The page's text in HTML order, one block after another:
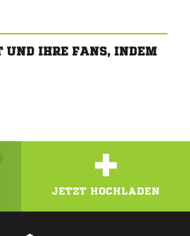
UND IHRE FANS, INDEM
+
JETZT HOCHLADEN